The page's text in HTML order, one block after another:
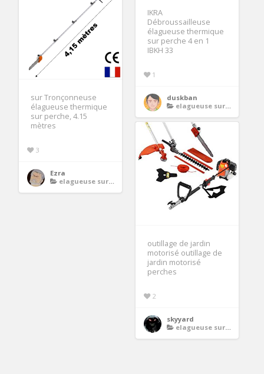
IKRA
Débroussailleuse
élagueuse thermique
sur perche 4 en 1
IBKH 33
1
duskban
elagueuse sur perche thermique
sur Tronçonneuse
élagueuse thermique
sur perche, 4.15
mètres
3
Ezra
elagueuse sur perche thermique
outillage de jardin
motorisé outillage de
jardin motorisé
perches
2
skyyard
elagueuse sur perche thermique